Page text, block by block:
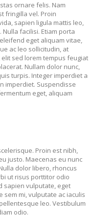
ornare felis. Nam
fringilla vel. Proin
sapien ligula mattis leo,
facilisi. Etiam porta
eget aliquam vitae,
ac leo sollicitudin, at
sed lorem tempus feugiat
Nullam dolor nunc,
turpis. Integer imperdiet a
imperdiet. Suspendisse
eget, aliquam
Proin est nibh,
justo. Maecenas eu nunc
dolor libero, rhoncus
ut risus porttitor odio
sapien vulputate, eget
mi, vulputate ac iaculis
leo. Vestibulum
odio.